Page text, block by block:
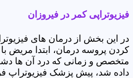
فیزیوتراپی کمر در فیروزان
در این بخش از درمان های
کردن پروسه درمان، ابتدا مریض
متخصص و زمانی که درد آن ها
داده شد، پیش پزشک فیزیوتراپ